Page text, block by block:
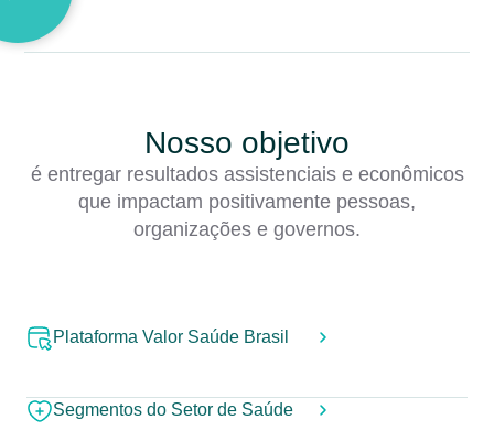
Nosso objetivo
é entregar resultados assistenciais e econômicos
que impactam positivamente pessoas,
organizações e governos.
Plataforma Valor Saúde Brasil
Segmentos do Setor de Saúde